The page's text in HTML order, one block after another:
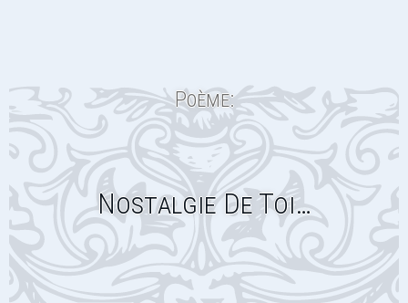
Poème:
Nostalgie De Toi…